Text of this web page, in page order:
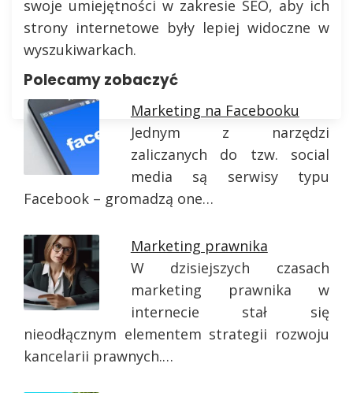
swoje umiejętności w zakresie SEO, aby ich
strony internetowe były lepiej widoczne w
wyszukiwarkach.
Polecamy zobaczyć
Marketing na Facebooku
Jednym z narzędzi
zaliczanych do tzw. social
media są serwisy typu
Facebook – gromadzą one…
Marketing prawnika
W dzisiejszych czasach
marketing prawnika w
internecie stał się
nieodłącznym elementem strategii rozwoju
kancelarii prawnych.…